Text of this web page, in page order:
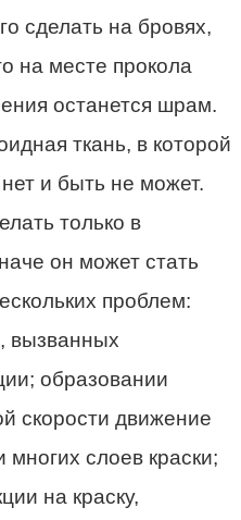
сделать на бровях,
на месте прокола
останется шрам.
ткань, в которой
и быть не может.
только в
он может стать
проблем:
вызванных
образовании
скорости движение
слоев краски;
на краску,